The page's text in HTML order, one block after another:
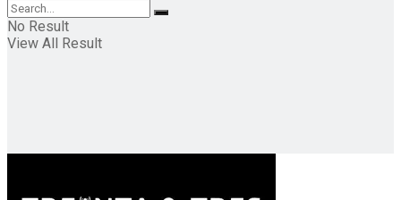
No Result
View All Result